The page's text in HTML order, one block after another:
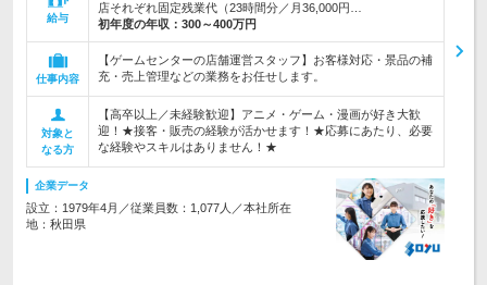
給与
店それぞれ固定残業代（23時間分／月36,000円…
初年度の年収： 300～400万円
仕事内容
【ゲームセンターの店舗運営スタッフ】お客様対応・景品の補
充・売上管理などの業務をお任せします。
対象と
なる方
【高卒以上／未経験歓迎】アニメ・ゲーム・漫画が好き大歓
迎！★接客・販売の経験が活かせます！★応募にあたり、必要
な経験やスキルはありません！★
企業データ
設立：1979年4月／従業員数：1,077人／本社所在
地：秋田県